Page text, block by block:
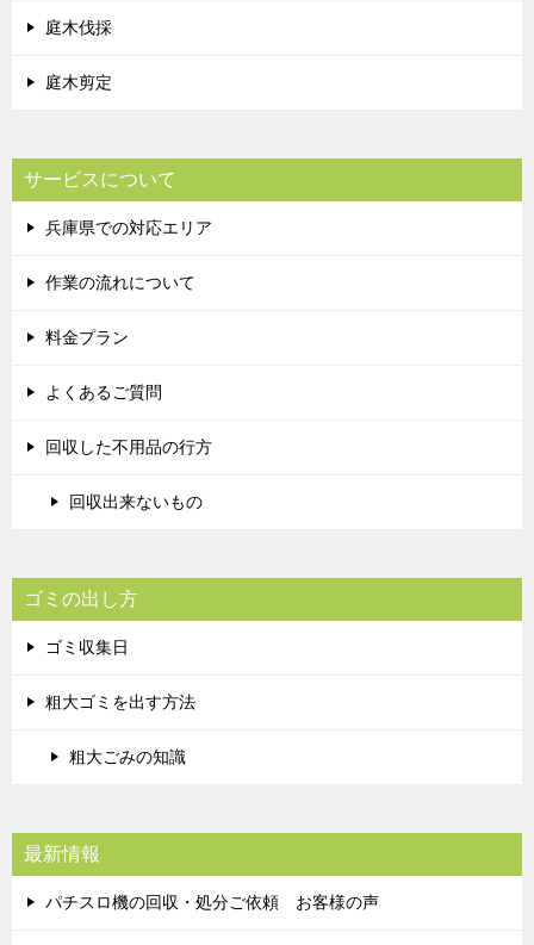
庭木伐採
庭木剪定
サービスについて
兵庫県での対応エリア
作業の流れについて
料金プラン
よくあるご質問
回収した不用品の行方
回収出来ないもの
ゴミの出し方
ゴミ収集日
粗大ゴミを出す方法
粗大ごみの知識
最新情報
パチスロ機の回収・処分ご依頼 お客様の声